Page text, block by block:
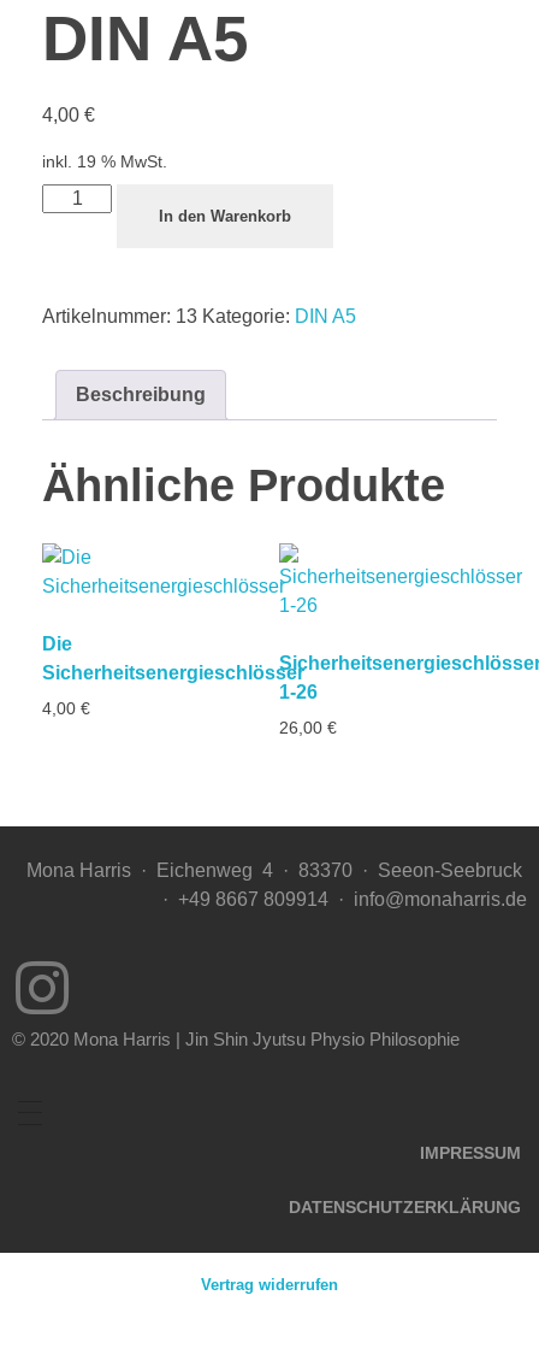
DIN A5
4,00 €
inkl. 19 % MwSt.
In den Warenkorb
Artikelnummer: 13 Kategorie: DIN A5
Beschreibung
Ähnliche Produkte
Die
Sicherheitsenergieschlösser
4,00 €
1-26
26,00 €
Mona Harris · Eichenweg 4 · 83370 · Seeon-Seebruck
· +49 8667 809914 · info@monaharris.de
© 2020 Mona Harris | Jin Shin Jyutsu Physio Philosophie
IMPRESSUM
DATENSCHUTZERKLÄRUNG
Vertrag widerrufen